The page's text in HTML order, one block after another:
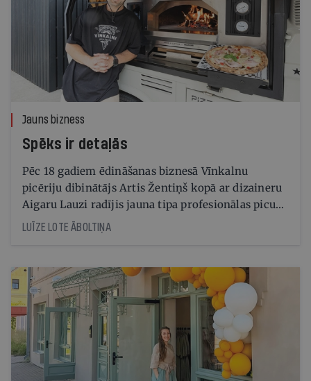
Jauns bizness
Spēks ir detaļās
Pēc 18 gadiem ēdināšanas biznesā Vīnkalnu
picēriju dibinātājs Artis Žentiņš kopā ar dizaineru
Aigaru Lauzi radījis jauna tipa profesionālas picu
krāsns prototipu. Tagad Dimantiņš jāpārvērš
LUĪZE LOTE ĀBOLTIŅA